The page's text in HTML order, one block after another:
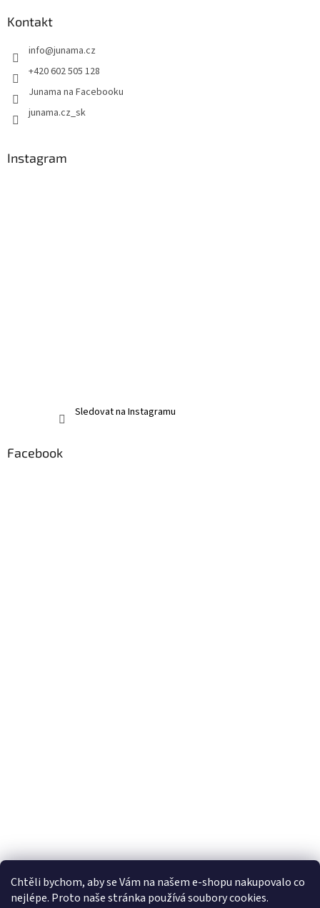
Chtěli bychom, aby se Vám na našem e-shopu nakupovalo co
nejlépe. Proto naše stránka používá soubory cookies.
Kontakt
info@junama.cz
+420 602 505 128
Junama na Facebooku
junama.cz_sk
Instagram
Sledovat na Instagramu
Facebook